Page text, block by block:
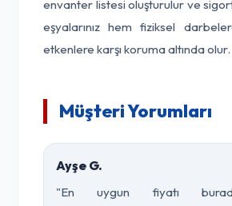
envanter listesi oluşturulur ve
eşyalarınız hem fiziksel
etkenlere karşı koruma altında olur.
Müşteri Yorumları
Ayşe G.
"En uygun fiyatı